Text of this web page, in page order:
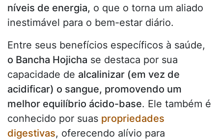
níveis de energia, o que o torna um aliado
inestimável para o bem-estar diário.
Entre seus benefícios específicos à saúde,
o Bancha Hojicha se destaca por sua
capacidade de alcalinizar (em vez de
acidificar) o sangue, promovendo um
melhor equilíbrio ácido-base. Ele também é
conhecido por suas propriedades
digestivas, oferecendo alívio para